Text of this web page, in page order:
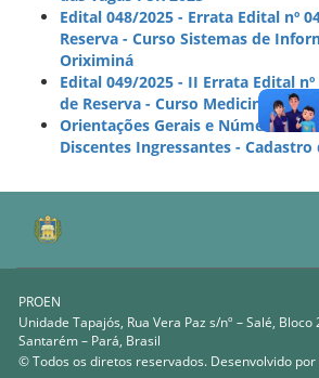
Edital 048/2025 - Errata Edital nº
Reserva - Curso Sistemas de
Oriximiná
Edital 049/2025 - II Errata Edital
de Reserva - Curso Medicina -
Orientações Gerais e Números de
Discentes Ingressantes - Cadastro
PROEN
Unidade Tapajós, Rua Vera Paz s/nº – Salé, Bloco
Santarém – Pará, Brasil
© Todos os diretos reservados. Desenvolvido por